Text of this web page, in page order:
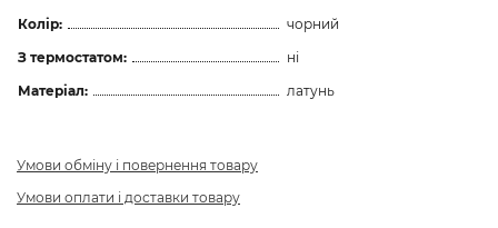
Колір:
чорний
З термостатом:
ні
Матеріал:
латунь
Умови обміну і повернення товару
Умови оплати і доставки товару